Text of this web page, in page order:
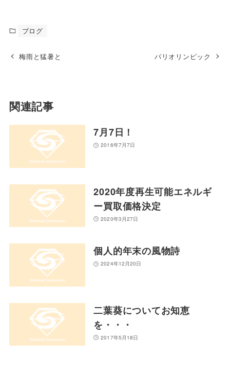
ブログ
梅雨と猛暑と パリオリンピック
関連記事
7月7日！
2016年7月7日
2020年度再生可能エネルギ
ー買取価格決定
2020年3月27日
個人的年末の風物詩
2024年12月20日
二葉葵についてお知恵
を・・・
2017年5月18日